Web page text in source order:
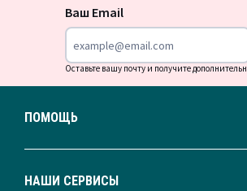
Ваш Email
Оставьте вашу почту и получите
ПОМОЩЬ
НАШИ СЕРВИСЫ